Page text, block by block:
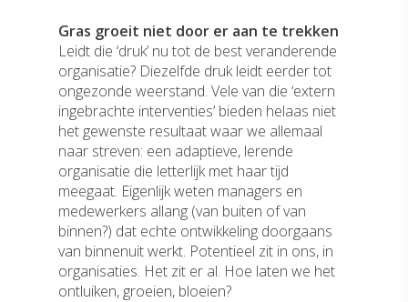
Gras groeit niet door er aan te trekken
Leidt die ‘druk’ nu tot de best veranderende
organisatie? Diezelfde druk leidt eerder tot
ongezonde weerstand. Vele van die ‘extern
ingebrachte interventies’ bieden helaas niet
het gewenste resultaat waar we allemaal
naar streven: een adaptieve, lerende
organisatie die letterlijk met haar tijd
meegaat. Eigenlijk weten managers en
medewerkers allang (van buiten of van
binnen?) dat echte ontwikkeling doorgaans
van binnenuit werkt. Potentieel zit in ons, in
organisaties. Het zit er al. Hoe laten we het
ontluiken, groeien, bloeien?